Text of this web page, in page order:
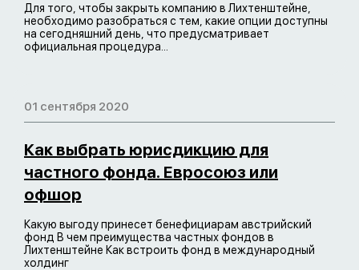
Для того, чтобы закрыть компанию в Лихтенштейне,
необходимо разобраться с тем, какие опции доступны
на сегодняшний день, что предусматривает
официальная процедура...
01 сентября 2020
Как выбрать юрисдикцию для
частного фонда. Евросоюз или
офшор
Какую выгоду принесет бенефициарам австрийский
фонд В чем преимущества частных фондов в
Лихтенштейне Как встроить фонд в международный
холдинг